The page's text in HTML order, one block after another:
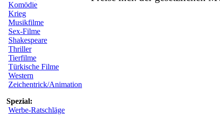
Komödie
Krieg
Musikfilme
Sex-Filme
Shakespeare
Thriller
Tierfilme
Türkische Filme
Western
Zeichentrick/Animation
Spezial:
Werbe-Ratschläge